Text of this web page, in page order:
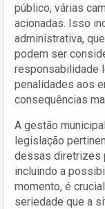
público, várias
acionadas. Isso
administrativa,
podem ser
responsabilidade
penalidades aos
consequências
A gestão
legislação
dessas diretrizes
incluindo a
momento, é
seriedade que a